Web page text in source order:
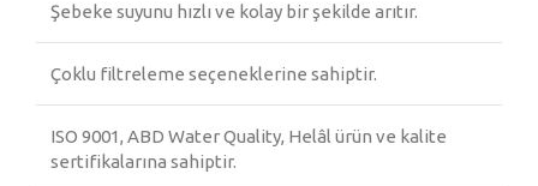
Şebeke suyunu hızlı ve kolay bir şekilde arıtır.
Çoklu filtreleme seçeneklerine sahiptir.
ISO 9001, ABD Water Quality, Helâl ürün ve kalite
sertifikalarına sahiptir.